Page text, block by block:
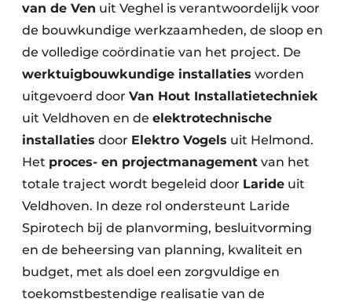
van de Ven uit Veghel is verantwoordelijk voor
de bouwkundige werkzaamheden, de sloop en
de volledige coördinatie van het project. De
werktuigbouwkundige installaties worden
uitgevoerd door Van Hout Installatietechniek
uit Veldhoven en de elektrotechnische
installaties door Elektro Vogels uit Helmond.
Het proces- en projectmanagement van het
totale traject wordt begeleid door Laride uit
Veldhoven. In deze rol ondersteunt Laride
Spirotech bij de planvorming, besluitvorming
en de beheersing van planning, kwaliteit en
budget, met als doel een zorgvuldige en
toekomstbestendige realisatie van de